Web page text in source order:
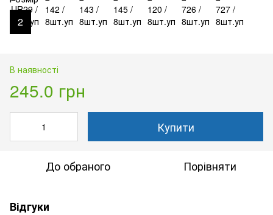
2
В наявності
245.0 грн
Купити
До обраного Порівняти
Відгуки